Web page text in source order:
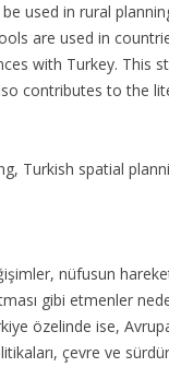
used in rural
are used in
with Turkey. This
contributes to the
Turkish spatial
nüfusun
gibi etmenler
özelinde ise,
çevre ve